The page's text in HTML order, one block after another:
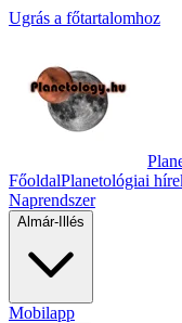
Ugrás a főtartalomhoz
FőoldalPlanetológiai
Naprendszer
Almár-Illés
Mobilapp